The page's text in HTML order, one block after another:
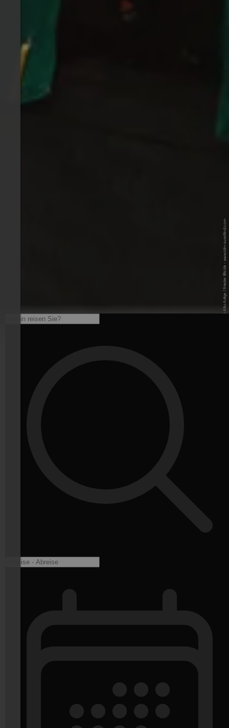
© IDM Südtirol-Alto Adige / Frieder Blickle - www.idm-suedtirol.com